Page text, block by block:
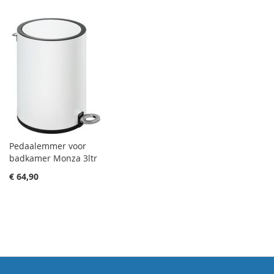
Pedaalemmer voor
badkamer Monza 3ltr
€ 64,90